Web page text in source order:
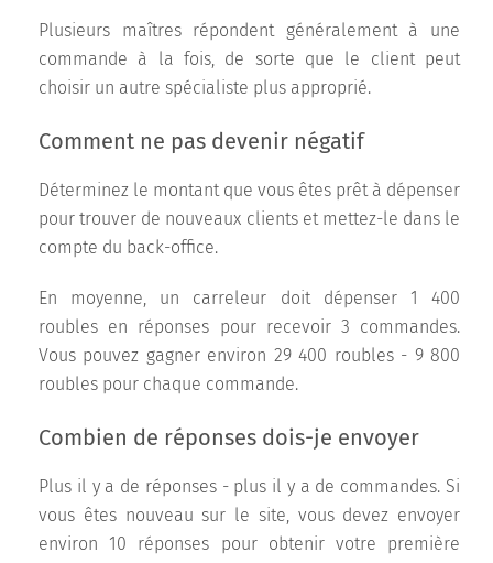
Plusieurs maîtres répondent généralement à une
commande à la fois, de sorte que le client peut
choisir un autre spécialiste plus approprié.
Comment ne pas devenir négatif
Déterminez le montant que vous êtes prêt à dépenser
pour trouver de nouveaux clients et mettez-le dans le
compte du back-office.
En moyenne, un carreleur doit dépenser 1 400
roubles en réponses pour recevoir 3 commandes.
Vous pouvez gagner environ 29 400 roubles - 9 800
roubles pour chaque commande.
Combien de réponses dois-je envoyer
Plus il y a de réponses - plus il y a de commandes. Si
vous êtes nouveau sur le site, vous devez envoyer
environ 10 réponses pour obtenir votre première